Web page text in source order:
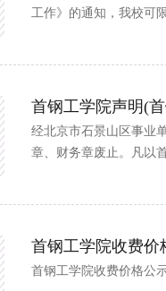
工作》的通知，我校可
首钢工学院声明(
经北京市石景山区事业
章、财务章废止。凡以
首钢工学院收费价
首钢工学院收费价格公